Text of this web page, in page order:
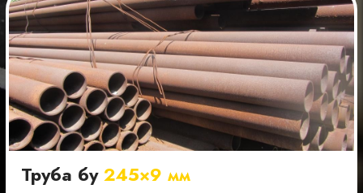
Труба бу245×9 мм